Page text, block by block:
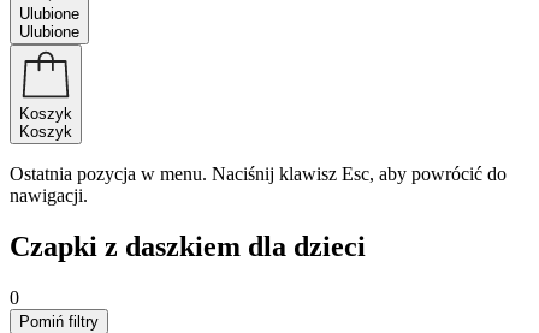
Ulubione
Ulubione
Koszyk
Koszyk
Ostatnia pozycja w menu. Naciśnij klawisz Esc, aby powrócić do
nawigacji.
Czapki z daszkiem dla dzieci
0
Pomiń filtry